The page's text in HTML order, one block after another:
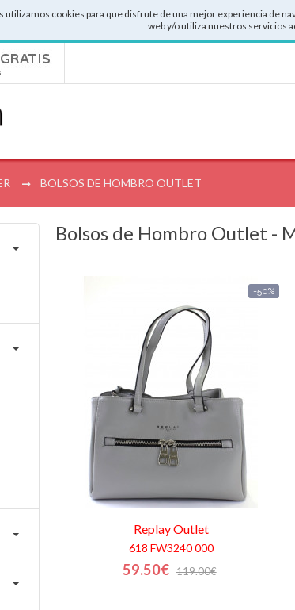
utilizamos cookies para que disfrute de una mejor experiencia de
web y/o utiliza nuestros servicios
BOLSOS DE HOMBRO OUTLET
Bolsos de Hombro Outlet -
-50%
ReplayOutlet
618 FW3240 000
59.50€ 119.00€